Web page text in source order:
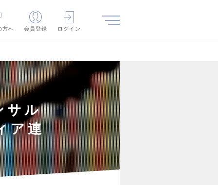
方へ 会員登録 ログイン
サル
ア連